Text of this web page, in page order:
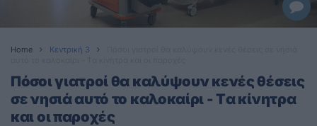
Home Κεντρική 3
Πόσοι γιατροί θα καλύψουν κενές θέσεις
σε νησιά αυτό το καλοκαίρι - Tα κίνητρα
και οι παροχές